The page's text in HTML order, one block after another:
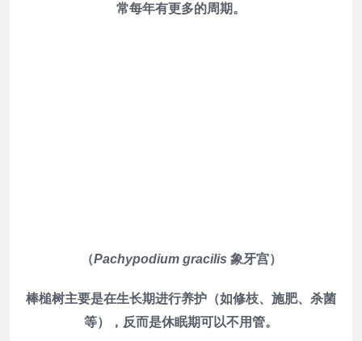
常每年有更多的周期。
（Pachypodium gracilis 象牙宫）
棒槌树主要是在生长期进行养护（如修枝、施肥、杀菌
等），反而是休眠期可以不用管。